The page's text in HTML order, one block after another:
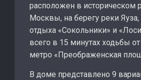
расположен в историческом
Москвы, на берегу реки
отдыха «Сокольники» и
всего в 15 минутах ходьбы
метро «Преображенская
В доме представлено 9